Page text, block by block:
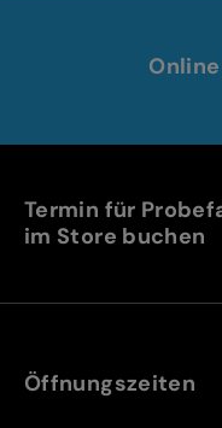
Termin für
im Store buchen
Öffnungszeiten